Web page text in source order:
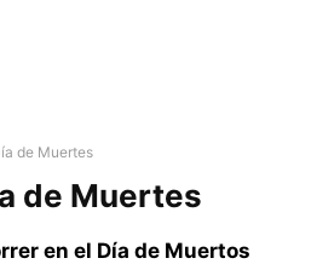
de Muertes
de Muertes
en el Día de Muertos